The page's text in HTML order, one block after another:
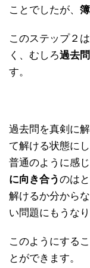
ことでしたが、
このステップ２
く、むしろ過去
す。
過去問を真剣に
て解ける状態に
普通のように感
に向き合うのは
解けるか分から
い問題にもうな
このようにする
とができます。